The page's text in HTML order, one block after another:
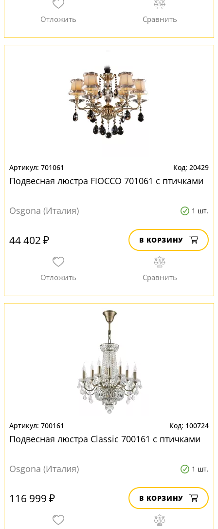
701061 20429
Подвесная люстра FIOCCO 701061 с птичками
Osgona (Италия) 1 шт.
44 402 ₽ В КОРЗИНУ
700161 100724
Подвесная люстра Classic 700161 с птичками
Osgona (Италия) 1 шт.
116 999 ₽ В КОРЗИНУ